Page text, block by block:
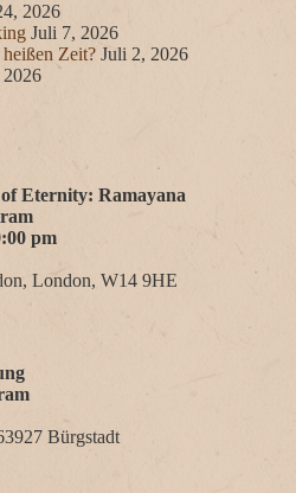
2026
Juli 7, 2026
Zeit? Juli 2, 2026
Eternity: Ramayana
pm
London, W14 9HE
Bürgstadt